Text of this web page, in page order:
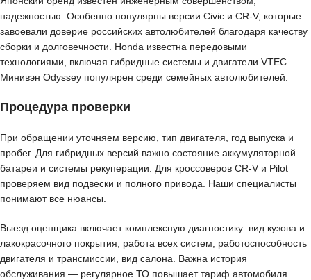
надежностью. Особенно популярны версии Civic и CR-V, которые
завоевали доверие российских автолюбителей благодаря качеству
сборки и долговечности. Honda известна передовыми
технологиями, включая гибридные системы и двигатели VTEC.
Минивэн Odyssey популярен среди семейных автолюбителей.
Процедура проверки
При обращении уточняем версию, тип двигателя, год выпуска и
пробег. Для гибридных версий важно состояние аккумуляторной
батареи и системы рекуперации. Для кроссоверов CR-V и Pilot
проверяем вид подвески и полного привода. Наши специалисты
понимают все нюансы.
Выезд оценщика включает комплексную диагностику: вид кузова и
лакокрасочного покрытия, работа всех систем, работоспособность
двигателя и трансмиссии, вид салона. Важна история
обслуживания — регулярное ТО повышает тариф автомобиля.